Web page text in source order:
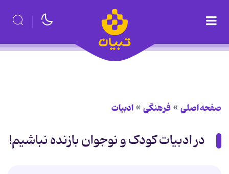
صفحه اصلی فرهنگی ادبیات
در ادبیات کودک و نوجوان بازنده نباشیم!